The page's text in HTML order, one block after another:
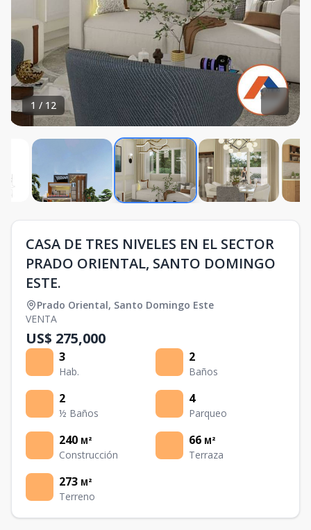
1 / 12
CASA DE TRES NIVELES EN EL SECTOR
PRADO ORIENTAL, SANTO DOMINGO
ESTE.
Prado Oriental, Santo Domingo Este
VENTA
US$ 275,000
3
Hab.
2
Baños
2
½ Baños
4
Parqueo
240 M²
Construcción
66 M²
Terraza
273 M²
Terreno